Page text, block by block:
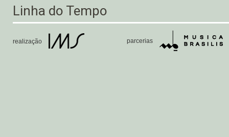
Linha do Tempo
realização parcerias